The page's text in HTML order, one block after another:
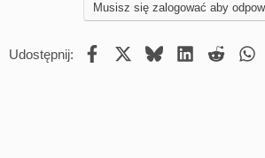
y
Musisz się zalogować aby
Udostępnij: Facebook BlueskyLinkedIn
Reddit